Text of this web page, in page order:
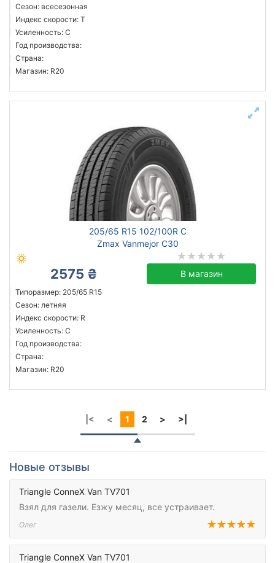
Сезон: всесезонная
Индекс скорости: T
Усиленность: C
Год производства:
Страна:
Магазин: R20
205/65 R15 102/100R C
Zmax Vanmejor C30
2575 ₴ В магазин
Типоразмер: 205/65 R15
Сезон: летняя
Индекс скорости: R
Усиленность: C
Год производства:
Страна:
Магазин: R20
|< < 1 2 > >|
Новые отзывы
Triangle ConneX Van TV701
Взял для газели. Езжу месяц, все устраивает.
Олег
Triangle ConneX Van TV701